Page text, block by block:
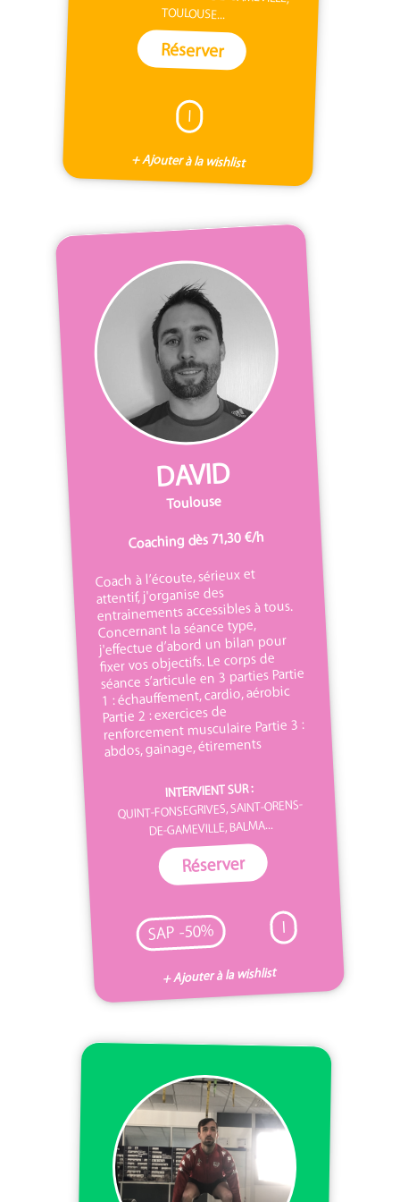
TOULOUSE...
Réserver
I
+ Ajouter à la wishlist
DAVID
Toulouse
Coaching dès 71,30 €/h
Coach à l’écoute, sérieux et
attentif, j'organise des
entrainements accessibles à tous.
Concernant la séance type,
j'effectue d’abord un bilan pour
fixer vos objectifs. Le corps de
séance s’articule en 3 parties Partie
1 : échauffement, cardio, aérobic
Partie 2 : exercices de
renforcement musculaire Partie 3 :
abdos, gainage, étirements
INTERVIENT SUR :
QUINT-FONSEGRIVES, SAINT-ORENS-
DE-GAMEVILLE, BALMA...
Réserver
SAP -50% I
+ Ajouter à la wishlist